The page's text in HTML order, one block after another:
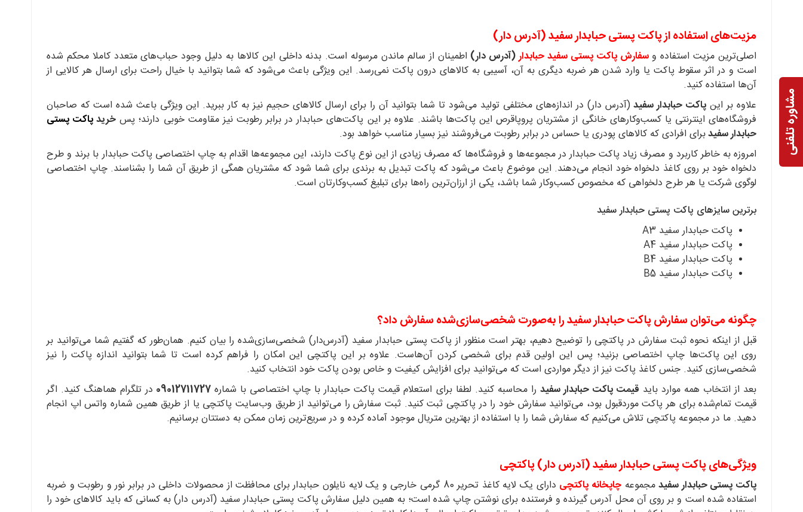
مزیت‌های استفاده از پاکت پستی حبابدار سفید (آدرس‌ دار)
اصلی‌ترین مزیت استفاده وسفارشپاکت پستی سفید حبابدار(آدرس‌ دار) اطمینان از سالم ماندن مرسوله است. بدنه داخلی این کالاها به دلیل وجود حباب‌های متعدد کاملا محکم شده
است و در اثر سقوط پاکت یا وارد شدن هر ضربه دیگری به آن، آسیبی به کالاهای درون پاکت نمی‌رسد. این ویژگی باعث می‌شود که شما بتوانید با خیال راحت برای ارسال هر کالایی از
آن‌ها استفاده کنید.
علاوه بر این پاکت حبابدار سفید(آدرس‌ دار) در اندازه‌های مختلفی تولید می‌شود تا شما بتوانید آن را برای ارسال کالاهای حجیم نیز به کار ببرید. این ویژگی باعث شده است که صاحبان
فروشگاه‌های اینترنتی یا کسب‌وکارهای خانگی از مشتریان پروپاقرص این پاکت‌ها باشند. علاوه بر این پاکت‌های حبابدار در برابر رطوبت نیز مقاومت خوبی دارند؛ پس خریدپاکت پستی
حبابدار سفیدبرای افرادی که کالاهای پودری یا حساس در برابر رطوبت می‌فروشند نیز بسیار مناسب خواهد بود.
امروزه به خاطر کاربرد و مصرف زیاد پاکت حبابدار در مجموعه‌ها و فروشگاه‌ها که مصرف زیادی از این نوع پاکت دارند، این مجموعه‌ها اقدام به چاپ اختصاصی پاکت حبابدار با برند و طرح
دلخواه خود بر روی کاغذ دلخواه خود انجام می‌دهند. این موضوع باعث می‌شود که پاکت تبدیل به برندی برای شما شود که مشتریان همگی از طریق آن شما را بشناسند. چاپ اختصاصی
لوگوی شرکت یا هر طرح دلخواهی که مخصوص کسب‌وکار شما باشد، یکی از ارزان‌ترین راه‌ها برای تبلیغ کسب‌وکارتان است.
برترین سایزهای پاکت پستی حبابدار سفید
پاکت حبابدار سفید A3
پاکت حبابدار سفید A4
پاکت حبابدار سفید B4
پاکت حبابدار سفید B5
چگونه می‌توان سفارش پاکت حبابدار سفید را به‌صورت شخصی‌سازی‌شده سفارش داد؟
قبل از اینکه نحوه ثبت سفارش در پاکتچی را توضیح دهیم، بهتر است منظور از پاکت پستی حبابدار سفید (آدرس‌دار) شخصی‌سازی‌شده را بیان کنیم. همان‌طور که گفتیم شما می‌توانید بر
روی این پاکت‌ها چاپ اختصاصی بزنید؛ پس این اولین قدم برای شخصی کردن آن‌هاست. علاوه بر این پاکتچی این امکان را فراهم کرده است تا شما بتوانید اندازه پاکت را نیز
شخصی‌سازی کنید. جنس کاغذ پاکت نیز از دیگر مواردی است که می‌توانید برای افزایش کیفیت و خاص بودن پاکت خود انتخاب کنید.
بعد از انتخاب همه موارد باید قیمت پاکت حبابدار سفید را محاسبه کنید. لطفا برای استعلام قیمت پاکت حبابدار با چاپ اختصاصی با شماره 09012711727 در تلگرام هماهنگ کنید. اگر
قیمت تمام‌شده برای هر پاکت موردقبول بود، می‌توانید سفارش خود را در پاکتچی ثبت کنید. ثبت سفارش را می‌توانید از طریق وب‌سایت پاکتچی یا از طریق همین شماره واتس اپ انجام
دهید. ما در مجموعه پاکتچی تلاش می‌کنیم که سفارش شما را با استفاده از بهترین متریال موجود آماده کرده و در سریع‌ترین زمان ممکن به دستتان برسانیم.
ویژگی‌های پاکت پستی حبابدار سفید (آدرس‌ دار) پاکتچی
پاکت پستی حبابدار سفیدمجموعهچاپخانه پاکتچی
دارای یک لایه کاغذ تحریر 80 گرمی خارجی و یک لایه نایلون حبابدار برای محافظت از محصولات داخلی در برابر نور و رطوبت و ضربه
استفاده شده است و بر روی آن محل آدرس گیرنده و فرستنده برای نوشتن چاپ شده است؛ به همین دلیل سفارش پاکت پستی حبابدار سفید (آدرس دار) به کسانی که باید کالاهای خود را
مشاوره تلفنی